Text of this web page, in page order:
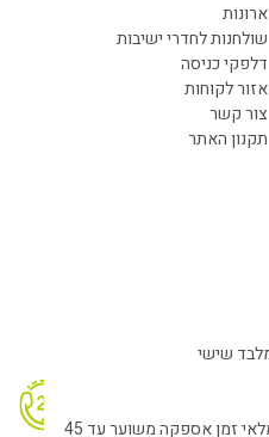
ארונות
שולחנות לחדרי ישיבות
דלפקי כניסה
אזור לקוחות
צור קשר
תקנון האתר
זמני אספקה - כל מוצר שלא נמצא במלאי זמן אספקה משוער עד 45